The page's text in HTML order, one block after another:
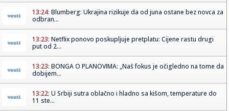
13:24: Blumberg: Ukrajina rizikuje da od juna ostane bez novca za
odbran...
13:23: Netflix ponovo poskupljuje pretplatu: Cijene rastu drugi
put od 2...
13:23: BONGA O PLANOVIMA: „Naš fokus je očigledno na tome da
dobijem...
13:22: U Srbiji sutra oblačno i hladno sa kišom, temperature do
11 ste...